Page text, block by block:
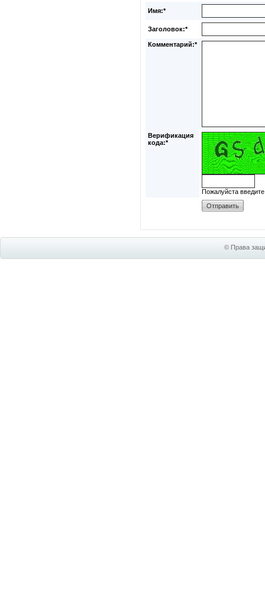
Имя:*
Заголовок:*
Комментарий:*
Верификация
кода:*
Пожалуйста
© Права